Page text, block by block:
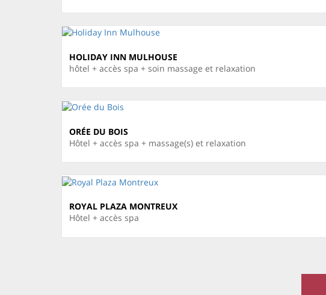
HOLIDAY INN MULHOUSE
hôtel + accès spa + soin massage et relaxation
ORÉE DU BOIS
Hôtel + accès spa + massage(s) et relaxation
ROYAL PLAZA MONTREUX
Hôtel + accès spa